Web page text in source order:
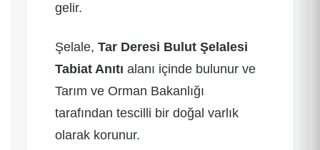
gelir.
Şelale, Tar Deresi Bulut Şelalesi
Tabiat Anıtı alanı içinde bulunur ve
Tarım ve Orman Bakanlığı
tarafından tescilli bir doğal varlık
olarak korunur.